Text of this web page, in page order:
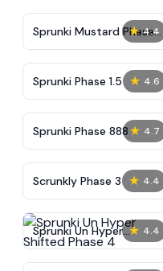
★ 4.4
Sprunki Mustard Phase
2
★ 4.6
Sprunki Phase 1.5
★ 4.7
Sprunki Phase 888
★ 4.4
Scrunkly Phase 3
★ 4.4
Sprunki Un Hyper
Shifted Phase 4